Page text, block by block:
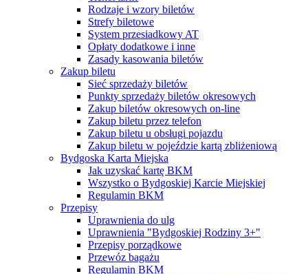
Rodzaje i wzory biletów
Strefy biletowe
System przesiadkowy AT
Opłaty dodatkowe i inne
Zasady kasowania biletów
Zakup biletu
Sieć sprzedaży biletów
Punkty sprzedaży biletów okresowych
Zakup biletów okresowych on-line
Zakup biletu przez telefon
Zakup biletu u obsługi pojazdu
Zakup biletu w pojeździe kartą zbliżeniową
Bydgoska Karta Miejska
Jak uzyskać kartę BKM
Wszystko o Bydgoskiej Karcie Miejskiej
Regulamin BKM
Przepisy
Uprawnienia do ulg
Uprawnienia "Bydgoskiej Rodziny 3+"
Przepisy porządkowe
Przewóz bagażu
Regulamin BKM